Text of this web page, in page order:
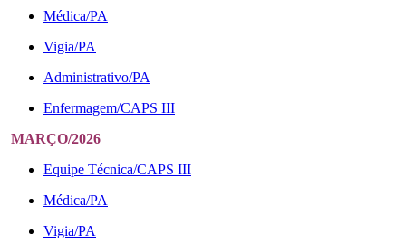
Médica/PA
Vigia/PA
Administrativo/PA
Enfermagem/CAPS III
MARÇO/2026
Equipe Técnica/CAPS III
Médica/PA
Vigia/PA